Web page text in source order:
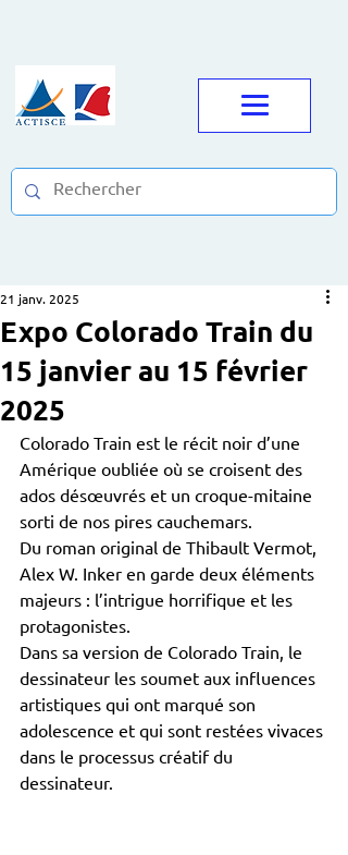
Expo Colorado Train du
15 janvier au 15 février
2025
21 janv. 2025
Colorado Train est le récit noir d’une
Amérique oubliée où se croisent des
ados désœuvrés et un croque-mitaine
sorti de nos pires cauchemars.
Du roman original de Thibault Vermot,
Alex W. Inker en garde deux éléments
majeurs : l’intrigue horrifique et les
protagonistes.
Dans sa version de Colorado Train, le
dessinateur les soumet aux influences
artistiques qui ont marqué son
adolescence et qui sont restées vivaces
dans le processus créatif du
dessinateur.